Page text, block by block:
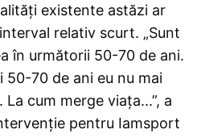
existente astăzi ar
relativ scurt. „Sunt
în următorii 50-70 de ani.
50-70 de ani eu nu mai
cum merge viața...”, a
pentru Iamsport